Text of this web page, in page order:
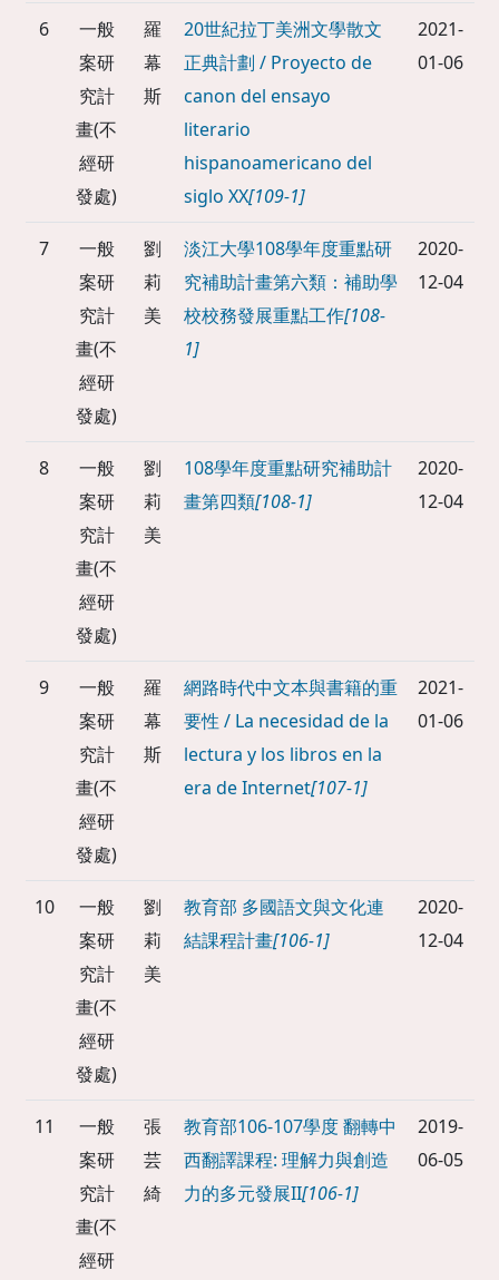
6
一般
案研
究計
畫(不
經研
發處)
羅
幕
斯
20世紀拉丁美洲文學散文
正典計劃 / Proyecto de
canon del ensayo
literario
hispanoamericano del
siglo XX[109-1]
2021-
01-06
7
一般
案研
究計
畫(不
經研
發處)
劉
莉
美
淡江大學108學年度重點研
究補助計畫第六類：補助學
校校務發展重點工作[108-
1]
2020-
12-04
8
一般
案研
究計
畫(不
經研
發處)
劉
莉
美
108學年度重點研究補助計
畫第四類[108-1]
2020-
12-04
9
一般
案研
究計
畫(不
經研
發處)
羅
幕
斯
網路時代中文本與書籍的重
要性 / La necesidad de la
lectura y los libros en la
era de Internet[107-1]
2021-
01-06
10
一般
案研
究計
畫(不
經研
發處)
劉
莉
美
教育部 多國語文與文化連
結課程計畫[106-1]
2020-
12-04
11
一般
案研
究計
畫(不
經研
張
芸
綺
教育部106-107學度 翻轉中
西翻譯課程: 理解力與創造
力的多元發展II[106-1]
2019-
06-05